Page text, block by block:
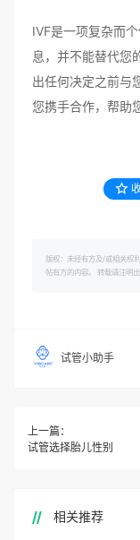
IVF是一项复杂而
息，并不能替代您
出任何决定之前与
您携手合作，帮助
版权：未经有方及/或相关权
帖有方的内容。 转载请注
试管小助手
上一篇：
试管选择胎儿性别
相关推荐